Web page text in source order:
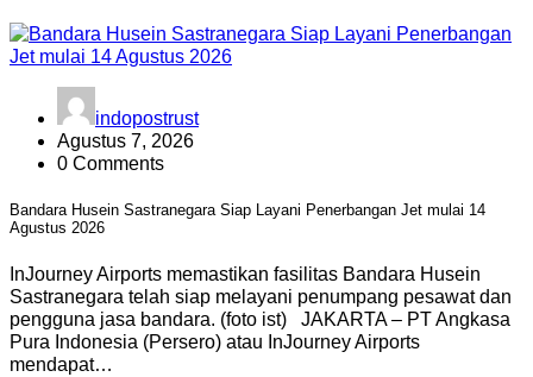
indopostrust
Agustus 7, 2026
0 Comments
Bandara Husein Sastranegara Siap Layani Penerbangan Jet mulai 14
Agustus 2026
InJourney Airports memastikan fasilitas Bandara Husein
Sastranegara telah siap melayani penumpang pesawat dan
pengguna jasa bandara. (foto ist) JAKARTA – PT Angkasa
Pura Indonesia (Persero) atau InJourney Airports
mendapat…